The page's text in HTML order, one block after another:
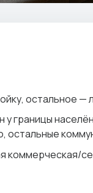
остальное —
границы
остальные
коммерческая/